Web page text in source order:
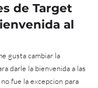
de Target
al
gusta cambiar la
darle la bienvenida a las
fue la excepcion para